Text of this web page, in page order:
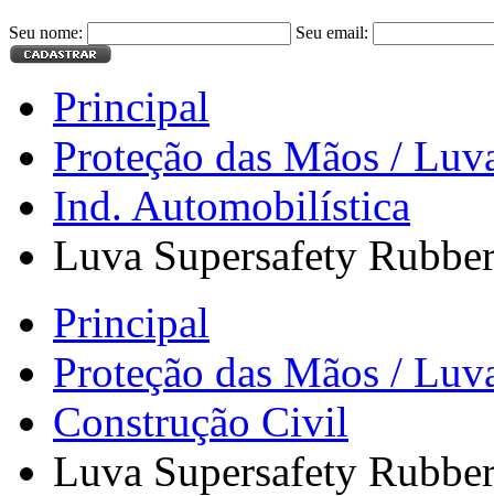
Seu nome: Seu email:
Principal
Proteção das Mãos /
Ind. Automobilística
Luva Supersafety
Principal
Proteção das Mãos /
Construção Civil
Luva Supersafety